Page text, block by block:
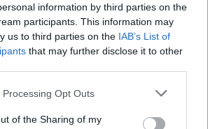
information by third parties on the
participants. This information may
us to third parties on the IAB’s List of
that may further disclose it to other
Opt Outs
of the Sharing of my
trudniejsze.
Cię owsparcie portalu eKAI.pl za
Patronite.